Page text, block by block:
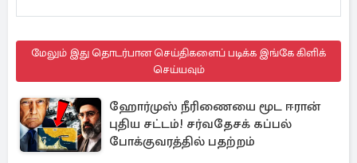
மேலும் இது தொடர்பான செய்திகளைப் படிக்க இங்கே கிளிக்
செய்யவும்
ஹோர்முஸ் நீரிணையை மூட ஈரான்
புதிய சட்டம்! சர்வதேசக் கப்பல்
போக்குவரத்தில் பதற்றம்